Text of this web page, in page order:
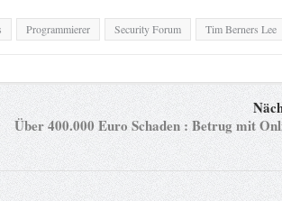
Programmierer Security Forum Tim Berners Lee
Über 400.000 Euro Schaden : Betrug mit